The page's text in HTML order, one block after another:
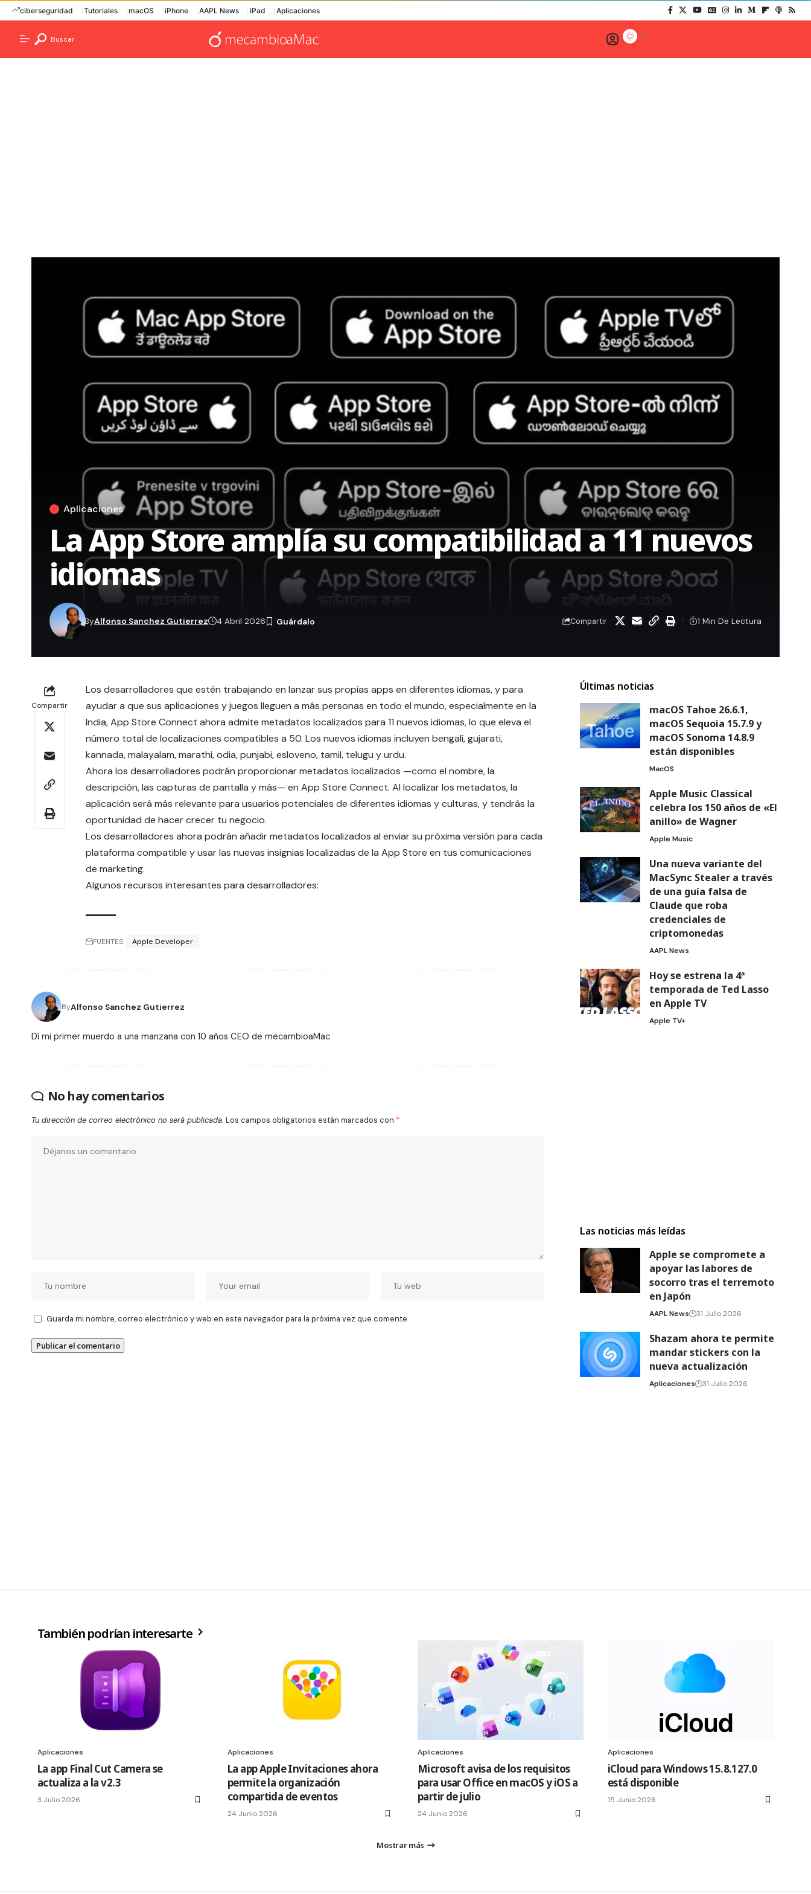
ciberseguridad Tutoriales macOS iPhone AAPL News iPad Aplicaciones
Buscar
Aplicaciones
La App Store amplía su compatibilidad a 11 nuevos
idiomas
ByAlfonso Sanchez Gutierrez 4 Abril 2026 Compartir 1 Min De Lectura
Compartir
Los desarrolladores que estén trabajando en lanzar sus propias apps en diferentes idiomas, y para
ayudar a que sus aplicaciones y juegos lleguen a más personas en todo el mundo, especialmente en la
India, App Store Connect ahora admite metadatos localizados para 11 nuevos idiomas, lo que eleva el
número total de localizaciones compatibles a 50. Los nuevos idiomas incluyen bengalí, gujarati,
kannada, malayalam, marathi, odia, punjabi, esloveno, tamil, telugu y urdu.
Ahora los desarrolladores podrán proporcionar metadatos localizados —como el nombre, la
descripción, las capturas de pantalla y más— en App Store Connect. Al localizar los metadatos,la
aplicación será más relevante para usuarios potenciales de diferentes idiomas y culturas, y tendrás la
oportunidad de hacer crecer tu negocio.
Los desarrolladores ahora podrán añadir metadatos localizados al enviar su próxima versión para cada
plataforma compatible y usar las nuevas insignias localizadas de la App Store en tus comunicaciones
de marketing.
Algunos recursos interesantes para desarrolladores:
FUENTES: Apple Developer
ByAlfonso Sanchez Gutierrez
Dí mi primer muerdo a una manzana con 10 años CEO de mecambioaMac
No hay comentarios
Tu dirección de correo electrónico no será publicada. Los campos obligatorios están marcados con *
Guarda mi nombre, correo electrónico y web en este navegador para la próxima vez que comente.
Últimas noticias
macOS Tahoe 26.6.1,
macOS Sequoia 15.7.9 y
macOS Sonoma 14.8.9
están disponibles
MacOS
Apple Music Classical
celebra los 150 años de «El
anillo» de Wagner
Apple Music
Una nueva variante del
MacSync Stealer a través
de una guía falsa de
Claude que roba
credenciales de
criptomonedas
AAPL News
Hoy se estrena la 4ª
temporada de Ted Lasso
en Apple TV
Apple TV+
Las noticias más leídas
Apple se compromete a
apoyar las labores de
socorro tras el terremoto
en Japón
AAPL News 31 Julio 2026
Shazam ahora te permite
mandar stickers con la
nueva actualización
Aplicaciones 31 Julio 2026
También podrían interesarte
Aplicaciones
La app Final Cut Camera se
actualiza a la v2.3
3 Julio 2026
Aplicaciones
La app Apple Invitaciones ahora
permite la organización
compartida de eventos
24 Junio 2026
Aplicaciones
Microsoft avisa de los requisitos
para usar Office en macOS y iOS a
partir de julio
24 Junio 2026
Aplicaciones
iCloud para Windows 15.8.127.0
está disponible
15 Junio 2026
Mostrar más